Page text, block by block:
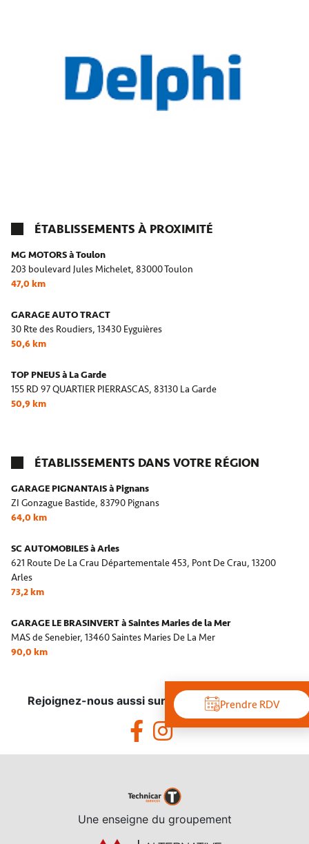
ÉTABLISSEMENTS À PROXIMITÉ
MG MOTORS à Toulon
203 boulevard Jules Michelet, 83000 Toulon
47,0 km
GARAGE AUTO TRACT
30 Rte des Roudiers, 13430 Eyguières
50,6 km
TOP PNEUS à La Garde
155 RD 97 QUARTIER PIERRASCAS, 83130 La Garde
50,9 km
ÉTABLISSEMENTS DANS VOTRE RÉGION
GARAGE PIGNANTAIS à Pignans
ZI Gonzague Bastide, 83790 Pignans
64,0 km
SC AUTOMOBILES à Arles
621 Route De La Crau Départementale 453, Pont De Crau, 13200
Arles
73,2 km
GARAGE LE BRASINVERT à Saintes Maries de la Mer
MAS de Senebier, 13460 Saintes Maries De La Mer
90,0 km
Prendre RDV
Rejoignez-nous aussi sur les réseaux sociaux !
Une enseigne du groupement